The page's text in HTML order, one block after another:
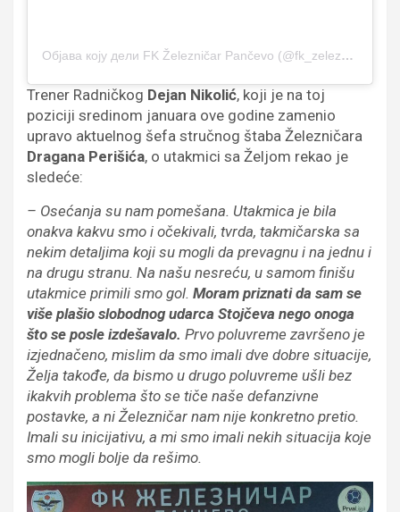
Објава коју дели FK Železničar Pančevo (@fk_zeleznicar_pancevo)
Trener Radničkog Dejan Nikolić, koji je na toj
poziciji sredinom januara ove godine zamenio
upravo aktuelnog šefa stručnog štaba Železničara
Dragana Perišića, o utakmici sa Željom rekao je
sledeće:
– Osećanja su nam pomešana. Utakmica je bila
onakva kakvu smo i očekivali, tvrda, takmičarska sa
nekim detaljima koji su mogli da prevagnu i na jednu i
na drugu stranu. Na našu nesreću, u samom finišu
utakmice primili smo gol. Moram priznati da sam se
više plašio slobodnog udarca Stojčeva nego onoga
što se posle izdešavalo. Prvo poluvreme završeno je
izjednačeno, mislim da smo imali dve dobre situacije,
Želja takođe, da bismo u drugo poluvreme ušli bez
ikakvih problema što se tiče naše defanzivne
postavke, a ni Železničar nam nije konkretno pretio.
Imali su inicijativu, a mi smo imali nekih situacija koje
smo mogli bolje da rešimo.